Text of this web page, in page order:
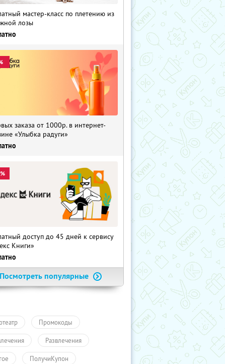
мастер-класс по плетению из
лозы
заказа от 1000р. в интернет-
«Улыбка радуги»
доступ до 45 дней к сервису
Книги»
Посмотреть популярные
Промокоды
Развлечения
ПолучиКупон